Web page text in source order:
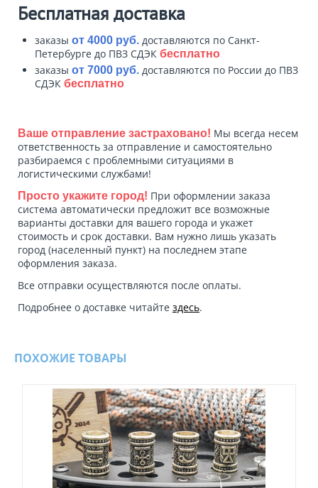
Бесплатная доставка
заказы от 4000 руб. доставляются по Санкт-
Петербурге до ПВЗ СДЭК бесплатно
заказы от 7000 руб. доставляются по России до ПВЗ
СДЭК бесплатно
Ваше отправление застраховано! Мы всегда несем
ответственность за отправление и самостоятельно
разбираемся с проблемными ситуациями в
логистическими службами!
Просто укажите город! При оформлении заказа
система автоматически предложит все возможные
варианты доставки для вашего города и укажет
стоимость и срок доставки. Вам нужно лишь указать
город (населенный пункт) на последнем этапе
оформления заказа.
Все отправки осуществляются после оплаты.
Подробнее о доставке читайте здесь.
ПОХОЖИЕ ТОВАРЫ